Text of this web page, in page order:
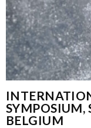
SYMPOSIUM,
BELGIUM